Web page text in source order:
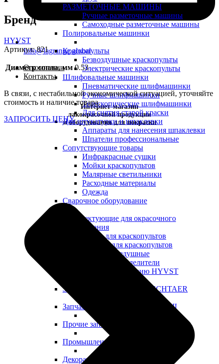
Info@lagrange.global
О компании
Контакты
Интернет-магазин
лакокрасочной продукции
и оборудования для покраски
РАЗМЕТОЧНЫЕ МАШИНЫ
Ручные разметочные машины
Самоходные разметочные машины
Полировальные машинки
Краскопульты
Безвоздушные краскопульты
Электрические краскопульты
Шлифовальные машинки
Пневматические шлифмашинки
Ручные шлифмашинки
Телескопические шлифмашинки
Для снятия старой краски
Для штукатурки и шпаклевки
Аппараты для нанесения шпаклевки
Шпатели профессиональные
Сопутствующие товары
Инфракрасные сушки
Мойки краскопультов
Малярные светильники
Расходные материалы
Одежда
Сварочное оборудование
Комплектующие для окрасочного
оборудования
Сопла для краскопультов
Шланги для краскопультов
Головки воздушные
Влагомаслоотделители
Запчасти к оборудованию HYVST
Запчасти к оборудованию SCHTAER
Запчасти к оборудованию YOKIJI
Прочие запчасти
Промышленные ЛКМ
Декоративные ЛКМ
Бренд
HYVST
Артикул:821
Диаметр сопла, мм 0.53
В связи, с нестабильной экономической ситуацией, уточняйте
стоимость и наличие товара.
ЗАПРОСИТЬ ЦЕНУ